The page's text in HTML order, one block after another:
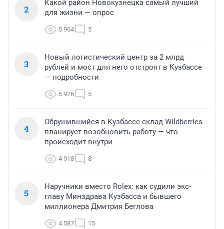
ТОП 5
Из бармена в ресторанного
о Печерском, бизнесмене,
спорящем с губернаторами
14 168
2
Какой район Новокузнецка самый лучший
для жизни — опрос
5 964 5
рублей и мост для него отстроят в Кузбассе
— подробности
5 926 5